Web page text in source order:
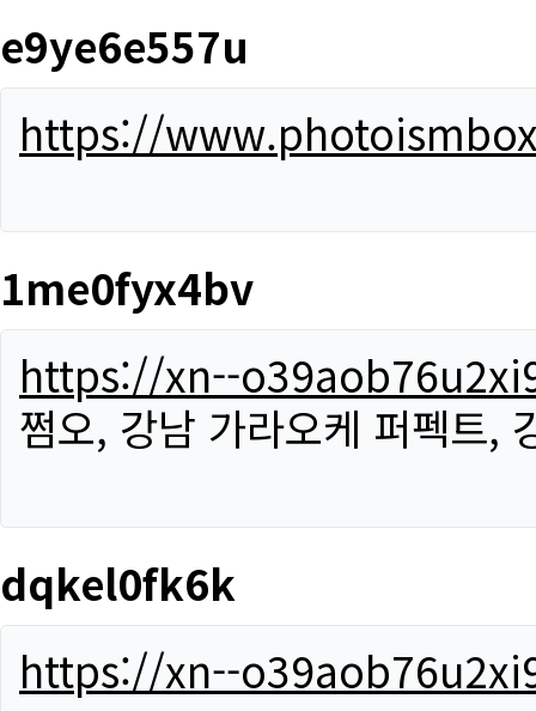
e9ye6e557u
https://
1me0fyx4bv
https://xn--
쩜오, 강남 가라오케 퍼펙트,
dqkel0fk6k
https://xn--